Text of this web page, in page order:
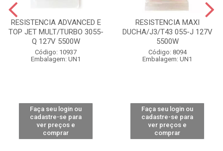
RESISTENCIA ADVANCED E
TOP JET MULT/TURBO 3055-
Q 127V 5500W
Código: 10937
Embalagem: UN1
Faça seu login ou
cadastre-se para
ver preços e
comprar
RESISTENCIA MAXI
DUCHA/J3/T43 055-J 127V
5500W
Código: 8094
Embalagem: UN1
Faça seu login ou
cadastre-se para
ver preços e
comprar